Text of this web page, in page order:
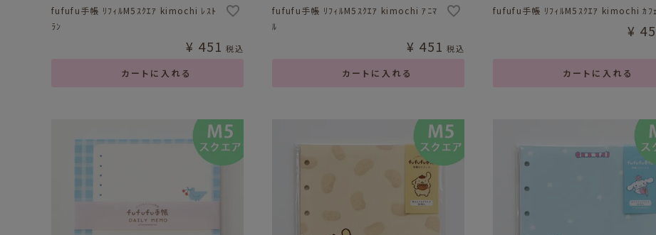
fufufu手帳 ﾘﾌｨﾙM5ｽｸｴｱ kimochi ﾚｽﾄ
ﾗﾝ
カートに入れる
¥ 451 税込
fufufu手帳 ﾘﾌｨﾙM5ｽｸｴｱ kimochi ｱﾆﾏ
ﾙ
カートに入れる
¥ 451 税込
fufufu手帳 ﾘﾌｨﾙM5ｽｸｴｱ kimochi ｶﾌｪ
カートに入れる
¥